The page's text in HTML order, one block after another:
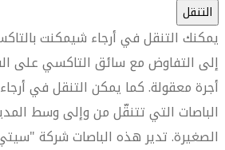
التنقل
يمكنك التنقل في أرجاء شيمكنت
إلى التفاوض مع سائق التاكسي على
أجرة معقولة. كما يمكن التنقل في
الباصات التي تتنقّل من وإلى وسط
الصغيرة. تدير هذه الباصات شركة